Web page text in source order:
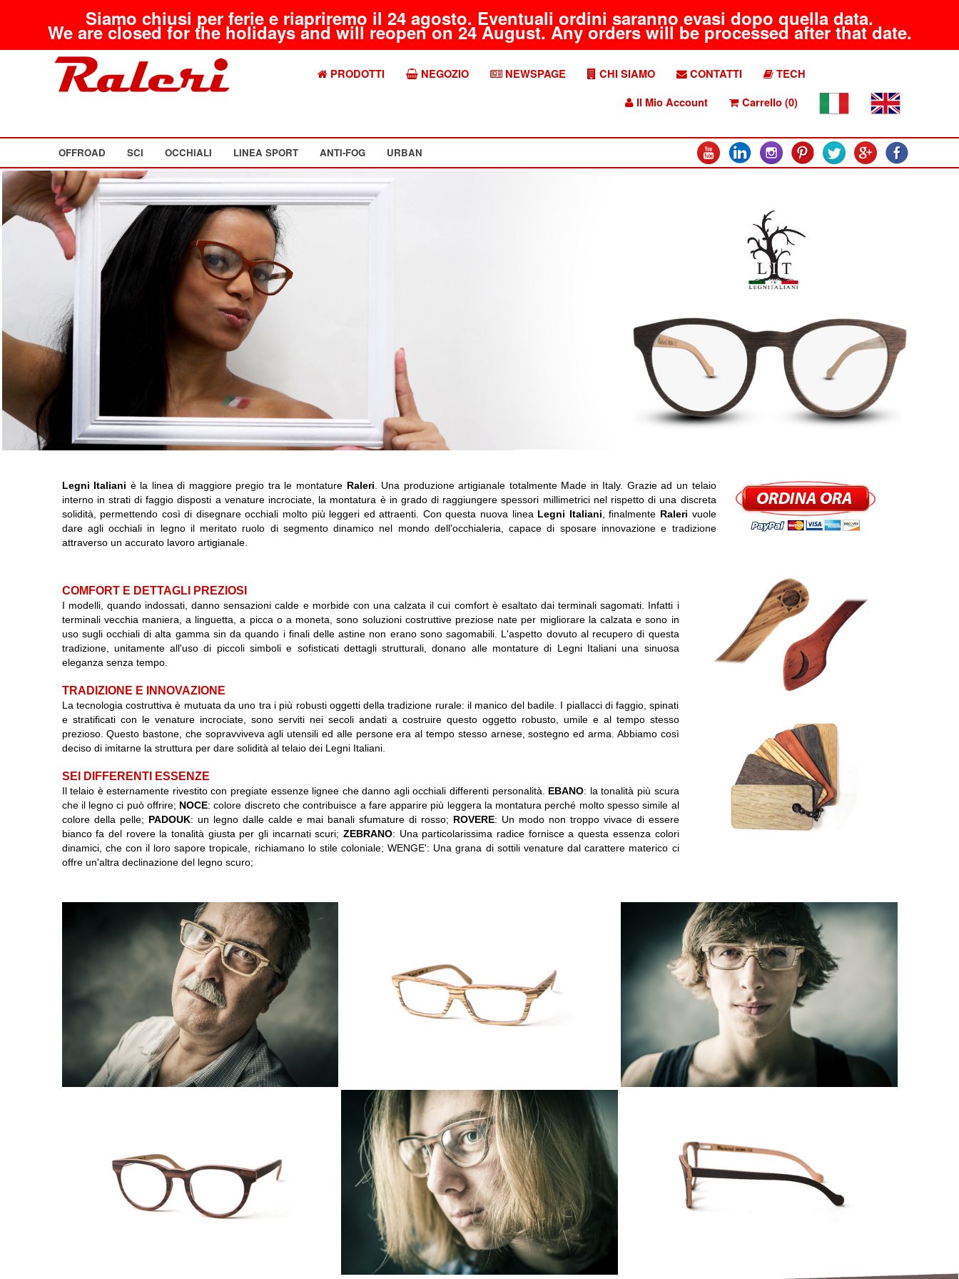
Siamo chiusi per ferie e riapriremo il 24 agosto. Eventuali ordini saranno evasi dopo quella data.
We are closed for the holidays and will reopen on 24 August. Any orders will be processed after that date.
PRODOTTI NEGOZIO NEWSPAGE CHI SIAMO CONTATTI
TECH
Il Mio Account
Carrello (0)
OFFROAD SCI OCCHIALI LINEA SPORT ANTI-FOG URBAN
Legni Italiani è la linea di maggiore pregio tra le montature Raleri . Una produzione artigianale totalmente Made in Italy. Grazie ad un telaio
interno in strati di faggio disposti a venature incrociate, la montatura è in grado di raggiungere spessori millimetrici nel rispetto di una discreta
solidità, permettendo così di disegnare occhiali molto più leggeri ed attraenti. Con questa nuova linea Legni Italiani , finalmente Raleri vuole
dare agli occhiali in legno il meritato ruolo di segmento dinamico nel mondo dell'occhialeria, capace di sposare innovazione e tradizione
attraverso un accurato lavoro artigianale.
COMFORT E DETTAGLI PREZIOSI
I modelli, quando indossati, danno sensazioni calde e morbide con una calzata il cui comfort è esaltato dai terminali sagomati. Infatti i
terminali vecchia maniera, a linguetta, a picca o a moneta, sono soluzioni costruttive preziose nate per migliorare la calzata e sono in
uso sugli occhiali di alta gamma sin da quando i finali delle astine non erano sono sagomabili. L'aspetto dovuto al recupero di questa
tradizione, unitamente all'uso di piccoli simboli e sofisticati dettagli strutturali, donano alle montature di Legni Italiani una sinuosa
eleganza senza tempo.
TRADIZIONE E INNOVAZIONE
La tecnologia costruttiva è mutuata da uno tra i più robusti oggetti della tradizione rurale: il manico del badile. I piallacci di faggio, spinati
e stratificati con le venature incrociate, sono serviti nei secoli andati a costruire questo oggetto robusto, umile e al tempo stesso
prezioso. Questo bastone, che sopravviveva agli utensili ed alle persone era al tempo stesso arnese, sostegno ed arma. Abbiamo così
deciso di imitarne la struttura per dare solidità al telaio dei Legni Italiani.
SEI DIFFERENTI ESSENZE
Il telaio è esternamente rivestito con pregiate essenze lignee che danno agli occhiali differenti personalità. EBANO: la tonalità più scura
che il legno ci può offrire; NOCE: colore discreto che contribuisce a fare apparire più leggera la montatura perché molto spesso simile al
colore della pelle; PADOUK: un legno dalle calde e mai banali sfumature di rosso; ROVERE: Un modo non troppo vivace di essere
bianco fa del rovere la tonalità giusta per gli incarnati scuri;ZEBRANO: Una particolarissima radice fornisce a questa essenza colori
dinamici, che con il loro sapore tropicale, richiamano lo stile coloniale; WENGE': Una grana di sottili venature dal carattere materico ci
offre un'altra declinazione del legno scuro;